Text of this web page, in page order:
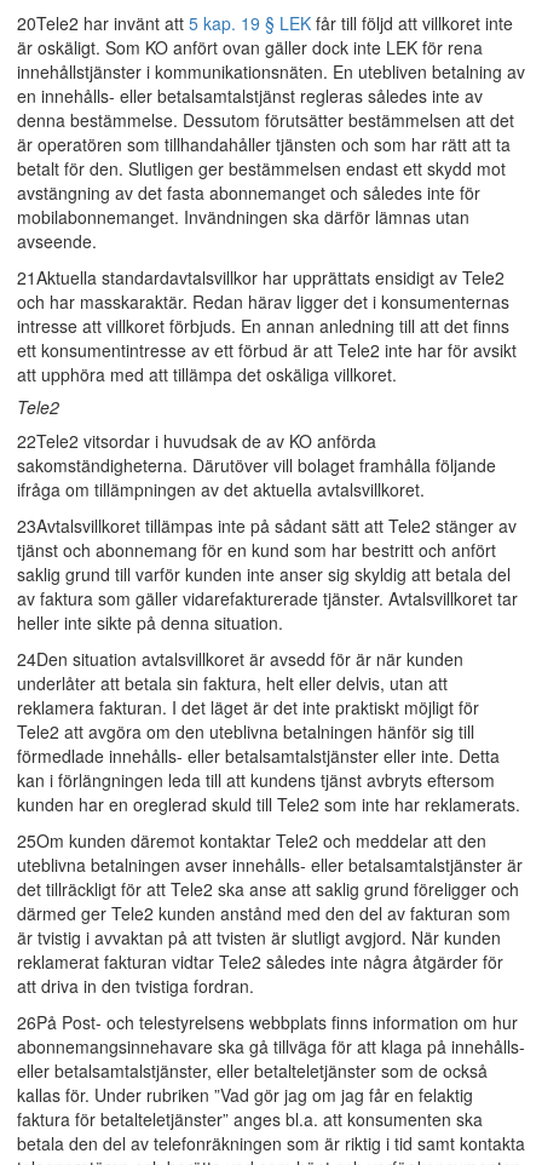
20Tele2 har invänt att 5 kap. 19 § LEK får till följd att villkoret inte
är oskäligt. Som KO anfört ovan gäller dock inte LEK för rena
innehållstjänster i kommunikationsnäten. En utebliven betalning av
en innehålls- eller betalsamtalstjänst regleras således inte av
denna bestämmelse. Dessutom förutsätter bestämmelsen att det
är operatören som tillhandahåller tjänsten och som har rätt att ta
betalt för den. Slutligen ger bestämmelsen endast ett skydd mot
avstängning av det fasta abonnemanget och således inte för
mobilabonnemanget. Invändningen ska därför lämnas utan
avseende.
21Aktuella standardavtalsvillkor har upprättats ensidigt av Tele2
och har masskaraktär. Redan härav ligger det i konsumenternas
intresse att villkoret förbjuds. En annan anledning till att det finns
ett konsumentintresse av ett förbud är att Tele2 inte har för avsikt
att upphöra med att tillämpa det oskäliga villkoret.
Tele2
22Tele2 vitsordar i huvudsak de av KO anförda
sakomständigheterna. Därutöver vill bolaget framhålla följande
ifråga om tillämpningen av det aktuella avtalsvillkoret.
23Avtalsvillkoret tillämpas inte på sådant sätt att Tele2 stänger av
tjänst och abonnemang för en kund som har bestritt och anfört
saklig grund till varför kunden inte anser sig skyldig att betala del
av faktura som gäller vidarefakturerade tjänster. Avtalsvillkoret tar
heller inte sikte på denna situation.
24Den situation avtalsvillkoret är avsedd för är när kunden
underlåter att betala sin faktura, helt eller delvis, utan att
reklamera fakturan. I det läget är det inte praktiskt möjligt för
Tele2 att avgöra om den uteblivna betalningen hänför sig till
förmedlade innehålls- eller betalsamtalstjänster eller inte. Detta
kan i förlängningen leda till att kundens tjänst avbryts eftersom
kunden har en oreglerad skuld till Tele2 som inte har reklamerats.
25Om kunden däremot kontaktar Tele2 och meddelar att den
uteblivna betalningen avser innehålls- eller betalsamtalstjänster är
det tillräckligt för att Tele2 ska anse att saklig grund föreligger och
därmed ger Tele2 kunden anstånd med den del av fakturan som
är tvistig i avvaktan på att tvisten är slutligt avgjord. När kunden
reklamerat fakturan vidtar Tele2 således inte några åtgärder för
att driva in den tvistiga fordran.
26På Post- och telestyrelsens webbplats finns information om hur
abonnemangsinnehavare ska gå tillväga för att klaga på innehålls-
eller betalsamtalstjänster, eller betalteletjänster som de också
kallas för. Under rubriken ”Vad gör jag om jag får en felaktig
faktura för betalteletjänster” anges bl.a. att konsumenten ska
betala den del av telefonräkningen som är riktig i tid samt kontakta